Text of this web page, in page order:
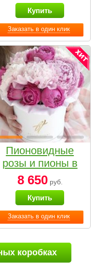
Заказать в один клик
Купить
Заказать в один клик
Пионовидные
розы и пионы в
белой коробке
Small
8 650руб.
Купить
коробках